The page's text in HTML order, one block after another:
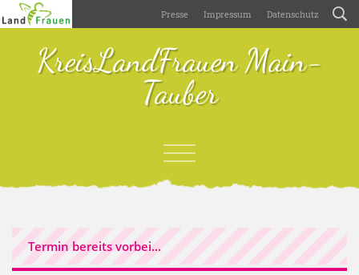
Presse Impressum Datenschutz
KreisLandFrauen Main-
Tauber
Termin bereits vorbei...